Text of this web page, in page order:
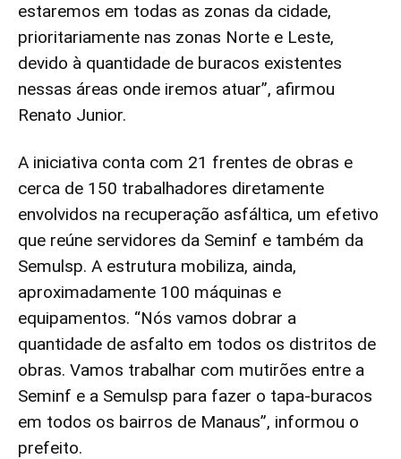
estaremos em todas as zonas da cidade,
prioritariamente nas zonas Norte e Leste,
devido à quantidade de buracos existentes
nessas áreas onde iremos atuar”, afirmou
Renato Junior.
A iniciativa conta com 21 frentes de obras e
cerca de 150 trabalhadores diretamente
envolvidos na recuperação asfáltica, um efetivo
que reúne servidores da Seminf e também da
Semulsp. A estrutura mobiliza, ainda,
aproximadamente 100 máquinas e
equipamentos. “Nós vamos dobrar a
quantidade de asfalto em todos os distritos de
obras. Vamos trabalhar com mutirões entre a
Seminf e a Semulsp para fazer o tapa-buracos
em todos os bairros de Manaus”, informou o
prefeito.